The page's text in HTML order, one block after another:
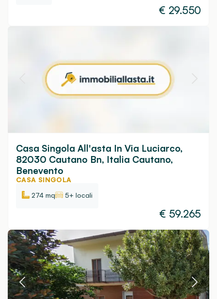
€ 29.550
Casa Singola All'asta In Via Luciarco,
82030 Cautano Bn, Italia Cautano,
Benevento
CASA SINGOLA
274 mq
5+ locali
€ 59.265